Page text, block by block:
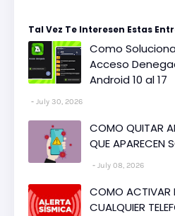
Tal Vez Te Interesen Estas
Como
Acceso
Android 10 al 17
July 30, 2026
COMO QUITAR
QUE APARECEN
July 08, 2026
COMO ACTIVAR
CUALQUIER